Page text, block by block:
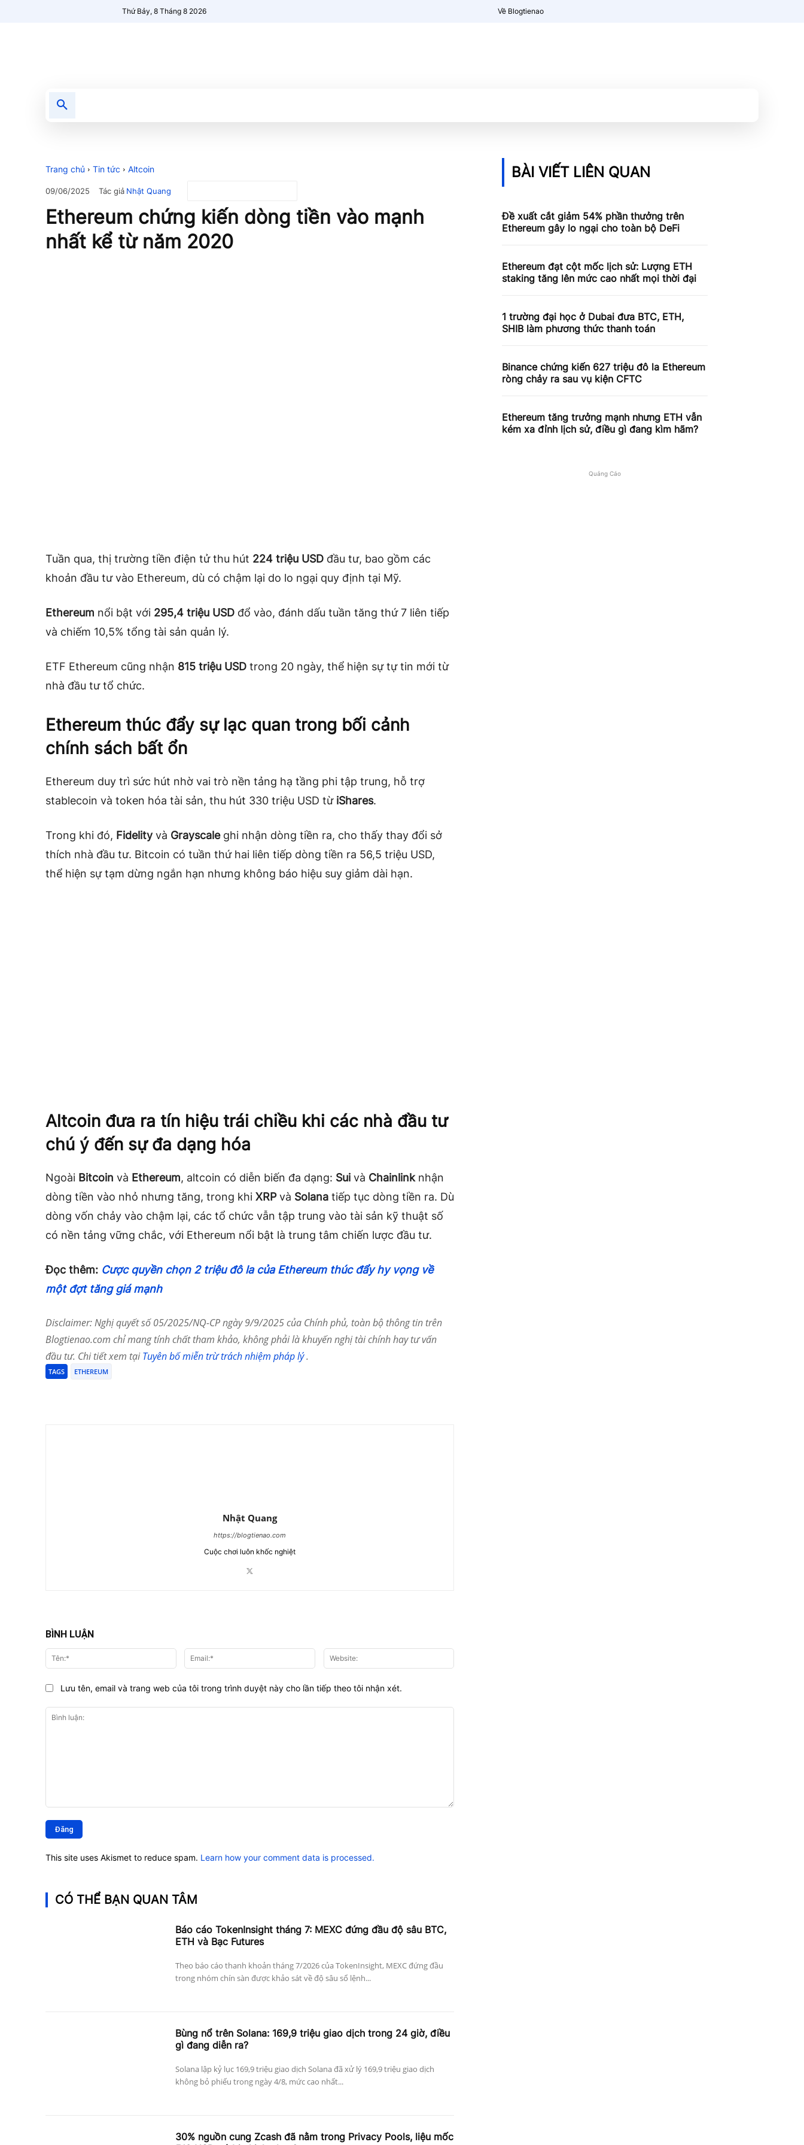
Thứ Bảy, 8 Tháng 8 2026 Về Blogtienao
Trang chủ Tin tức Altcoin
09/06/2025 Tác giả Nhật Quang
Ethereum chứng kiến ​​dòng tiền vào mạnh
nhất kể từ năm 2020
Tuần qua, thị trường tiền điện tử thu hút 224 triệu USD đầu tư, bao gồm các
khoản đầu tư vào Ethereum, dù có chậm lại do lo ngại quy định tại Mỹ.
Ethereum nổi bật với 295,4 triệu USD đổ vào, đánh dấu tuần tăng thứ 7 liên tiếp
và chiếm 10,5% tổng tài sản quản lý.
ETF Ethereum cũng nhận 815 triệu USD trong 20 ngày, thể hiện sự tự tin mới từ
nhà đầu tư tổ chức.
Ethereum thúc đẩy sự lạc quan trong bối cảnh
chính sách bất ổn
Ethereum duy trì sức hút nhờ vai trò nền tảng hạ tầng phi tập trung, hỗ trợ
stablecoin và token hóa tài sản, thu hút 330 triệu USD từ iShares.
Trong khi đó, Fidelityvà Grayscaleghi nhận dòng tiền ra, cho thấy thay đổi sở
thích nhà đầu tư. Bitcoin có tuần thứ hai liên tiếp dòng tiền ra 56,5 triệu USD,
thể hiện sự tạm dừng ngắn hạn nhưng không báo hiệu suy giảm dài hạn.
Altcoin đưa ra tín hiệu trái chiều khi các nhà đầu tư
chú ý đến sự đa dạng hóa
Ngoài Bitcoin và Ethereum, altcoin có diễn biến đa dạng: Sui và Chainlinknhận
dòng tiền vào nhỏ nhưng tăng, trong khi XRPvà Solana tiếp tục dòng tiền ra. Dù
dòng vốn chảy vào chậm lại, các tổ chức vẫn tập trung vào tài sản kỹ thuật số
có nền tảng vững chắc, với Ethereum nổi bật là trung tâm chiến lược đầu tư.
Đọc thêm: Cược quyền chọn 2 triệu đô la của Ethereum thúc đẩy hy vọng về
một đợt tăng giá mạnh
Disclaimer: Nghị quyết số 05/2025/NQ-CP ngày 9/9/2025 của Chính phủ, toàn bộ thông tin trên
Blogtienao.com chỉ mang tính chất tham khảo, không phải là khuyến nghị tài chính hay tư vấn
đầu tư. Chi tiết xem tạiTuyên bố miễn trừ trách nhiệm pháp lý.
TAGS ETHEREUM
Nhật Quang
https://blogtienao.com
Cuộc chơi luôn khốc nghiệt
BÌNH LUẬN
luận:
Tên:* Email:*
Lưu tên, email và trang web của tôi trong trình duyệt này cho lần tiếp theo tôi nhận xét.
This site uses Akismet to reduce spam. Learn how your comment data is processed.
CÓ THỂ BẠN QUAN TÂM
Báo cáo TokenInsight tháng 7: MEXC đứng đầu độ sâu BTC,
ETH và Bạc Futures
Theo báo cáo thanh khoản tháng 7/2026 của TokenInsight, MEXC đứng đầu
trong nhóm chín sàn được khảo sát về độ sâu sổ lệnh...
Bùng nổ trên Solana: 169,9 triệu giao dịch trong 24 giờ, điều
gì đang diễn ra?
Solana lập kỷ lục 169,9 triệu giao dịch Solana đã xử lý 169,9 triệu giao dịch
không bỏ phiếu trong ngày 4/8, mức cao nhất...
30% nguồn cung Zcash đã nằm trong Privacy Pools, liệu mốc
BÀI VIẾT LIÊN QUAN
Đề xuất cắt giảm 54% phần thưởng trên
Ethereum gây lo ngại cho toàn bộ DeFi
Ethereum đạt cột mốc lịch sử: Lượng ETH
staking tăng lên mức cao nhất mọi thời đại
1 trường đại học ở Dubai đưa BTC, ETH,
SHIB làm phương thức thanh toán
Binance chứng kiến ​​627 triệu đô la Ethereum
ròng chảy ra sau vụ kiện CFTC
Ethereum tăng trưởng mạnh nhưng ETH vẫn
kém xa đỉnh lịch sử, điều gì đang kìm hãm?
Quảng Cáo